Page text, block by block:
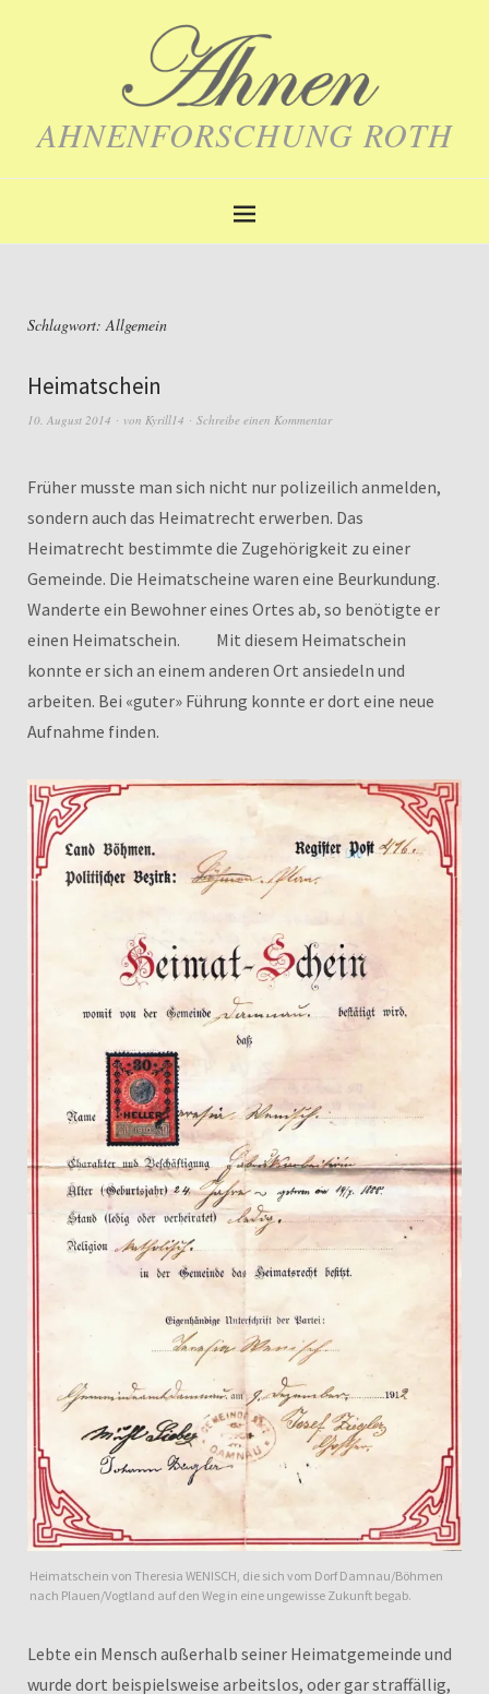
AHNENFORSCHUNG ROTH
Schlagwort: Allgemein
Heimatschein
10. August 2014 von Kyrill14 Schreibe einen Kommentar
Früher musste man sich nicht nur polizeilich anmelden,
sondern auch das Heimatrecht erwerben. Das
Heimatrecht bestimmte die Zugehörigkeit zu einer
Gemeinde. Die Heimatscheine waren eine Beurkundung.
Wanderte ein Bewohner eines Ortes ab, so benötigte er
einen Heimatschein. Mit diesem Heimatschein
konnte er sich an einem anderen Ort ansiedeln und
arbeiten. Bei «guter» Führung konnte er dort eine neue
Aufnahme finden.
Heimatschein von Theresia WENISCH, die sich vom Dorf Damnau/Böhmen
nach Plauen/Vogtland auf den Weg in eine ungewisse Zukunft begab.
Lebte ein Mensch außerhalb seiner Heimatgemeinde und
wurde dort beispielsweise arbeitslos, oder gar straffällig,